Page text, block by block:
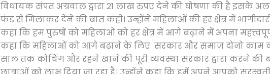
विधायक संपत अग्रवाल द्वारा 21 लाख रुपए देने की घोषणा की है इसके
फंड से मिलाकर देने की बात कही। उन्होंने महिलाओं की हर क्षेत्र में
कहा कि हम पुरुषों को महिलाओं को हर क्षेत्र में आगे बढ़ाने में अपना
कहा कि महिलाओं को आगे बढ़ाने के लिए सरकार और समाज दोनो काम
साल तक कोचिंग और रहने खाने की पूरी व्यवस्था सरकार द्वारा करने की